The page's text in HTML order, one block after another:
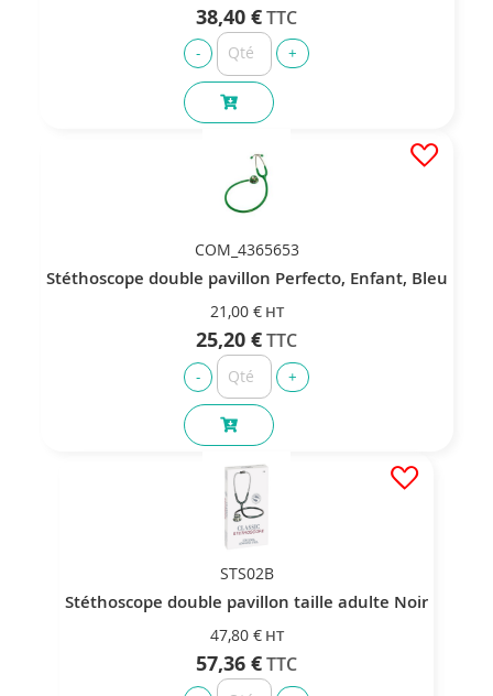
38,40 €
COM_4365653
Stéthoscope double pavillon Perfecto, Enfant, Bleu
21,00 €
25,20 €
STS02B
Stéthoscope double pavillon taille adulte Noir
47,80 €
57,36 €